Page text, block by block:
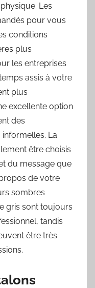
Les
pour vous
conditions
plus
les entreprises
assis à votre
plus
excellente option
des
La
être choisis
du message que
de votre
sombres
gris sont toujours
tandis
être très